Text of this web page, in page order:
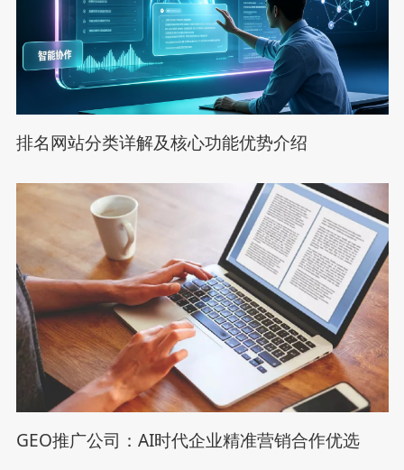
排名网站分类详解及核心功能优势介绍
GEO推广公司：AI时代企业精准营销合作优选